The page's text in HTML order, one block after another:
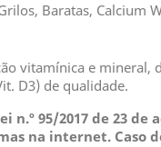
Baratas, Calcium
vitamínica e mineral,
D3) de qualidade.
n.º 95/2017 de 23
na internet. Caso